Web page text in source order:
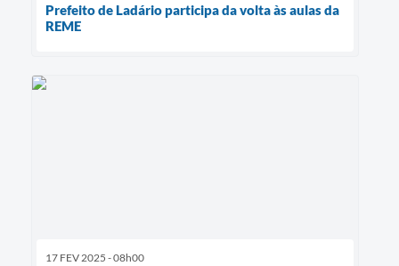
Prefeito de Ladário participa da volta às aulas da
REME
17 FEV 2025 - 08h00